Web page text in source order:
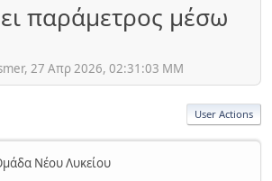
παράμετρος μέσω
27 Απρ 2026, 02:31:03 ΜΜ
User Actions
Νέου Λυκείου